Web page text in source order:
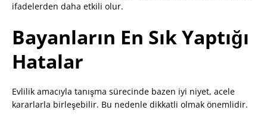
ifadelerden daha etkili olur.
Bayanların En Sık Yaptığı
Hatalar
Evlilik amacıyla tanışma sürecinde bazen iyi niyet, acele
kararlarla birleşebilir. Bu nedenle dikkatli olmak önemlidir.